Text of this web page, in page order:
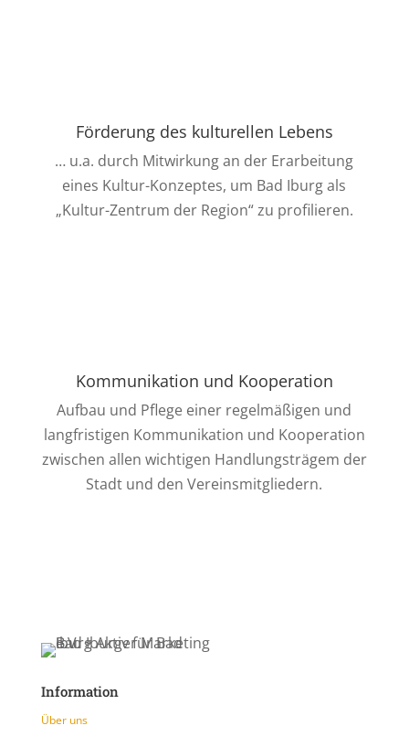
Förderung des kulturellen Lebens
… u.a. durch Mitwirkung an der Erarbeitung
eines Kultur-Konzeptes, um Bad Iburg als
„Kultur-Zentrum der Region“ zu profilieren.
Kommunikation und Kooperation
Aufbau und Pflege einer regelmäßigen und
langfristigen Kommunikation und Kooperation
zwischen allen wichtigen Handlungsträgem der
Stadt und den Vereinsmitgliedern.
Information
Über uns